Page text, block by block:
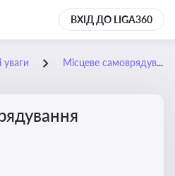
ВХІД ДО LIGA360
уваги Місцеве самоврядування